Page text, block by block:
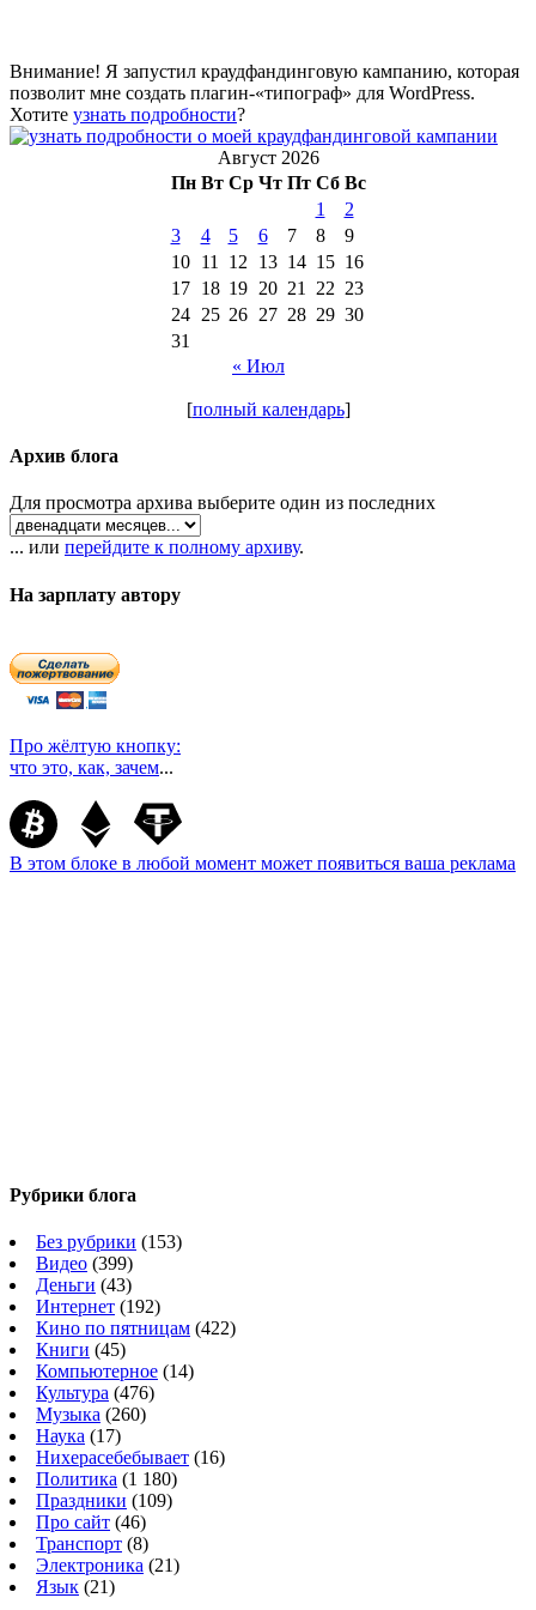
Внимание! Я запустил краудфандинговую кампанию, которая
позволит мне создать плагин-«типограф» для WordPress.
Хотите узнать подробности?
Август 2026
Пн Вт Ср Чт Пт Сб Вс
1
2
3
4 5 6 7 8
9
10
11 12 13 14 15 16
17
18 19 20 21 22 23
24
25 26 27 28 29 30
31
« Июл
[полный календарь]
Архив блога
Для просмотра архива выберите один из последних
... или перейдите к полному архиву.
На зарплату автору
Про жёлтую кнопку:
что это, как, зачем...
В этом блоке в любой момент может появиться ваша реклама
Рубрики блога
Без рубрики (153)
Видео (399)
Деньги (43)
Интернет (192)
Кино по пятницам (422)
Книги (45)
Компьютерное (14)
Культура (476)
Музыка (260)
Наука (17)
Нихерасебебывает (16)
Политика (1 180)
Праздники (109)
Про сайт (46)
Транспорт (8)
Электроника (21)
Язык (21)